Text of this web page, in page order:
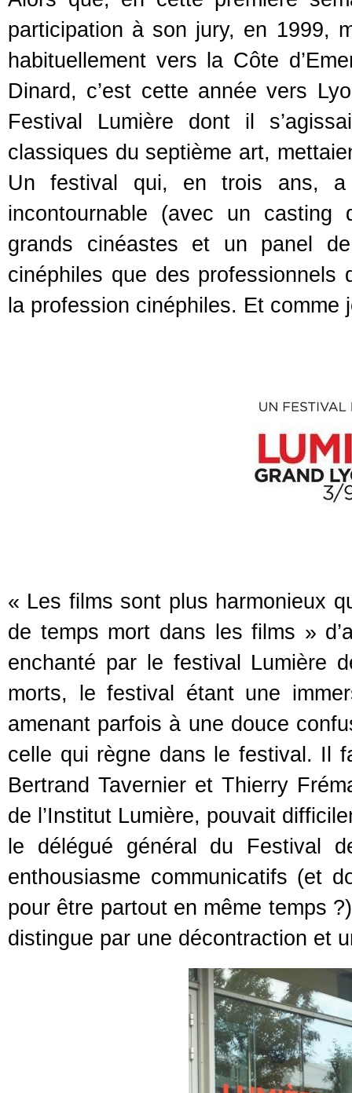
participation à son jury, en 1999,
habituellement vers la Côte
Dinard, c’est cette année vers
Festival Lumière dont il
classiques du septième art,
Un festival qui, en trois ans, a
incontournable (avec un
grands cinéastes et un panel
cinéphiles que des
la profession cinéphiles. Et comme
« Les films sont plus harmonieux
de temps mort dans les films »
enchanté par le festival Lumière
morts, le festival étant une
amenant parfois à une douce
celle qui règne dans le festival. Il
Bertrand Tavernier et Thierry
de l’Institut Lumière, pouvait
le délégué général du Festival
enthousiasme communicatifs (et
pour être partout en même temps
distingue par une décontraction et